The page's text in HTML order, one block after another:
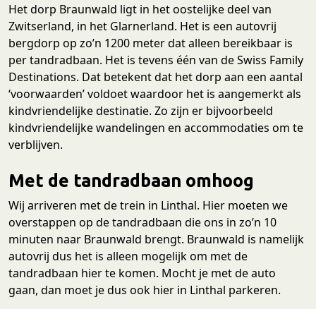
Het dorp Braunwald ligt in het oostelijke deel van
Zwitserland, in het Glarnerland. Het is een autovrij
bergdorp op zo’n 1200 meter dat alleen bereikbaar is
per tandradbaan. Het is tevens één van de Swiss Family
Destinations. Dat betekent dat het dorp aan een aantal
‘voorwaarden’ voldoet waardoor het is aangemerkt als
kindvriendelijke destinatie. Zo zijn er bijvoorbeeld
kindvriendelijke wandelingen en accommodaties om te
verblijven.
Met de tandradbaan omhoog
Wij arriveren met de trein in Linthal. Hier moeten we
overstappen op de tandradbaan die ons in zo’n 10
minuten naar Braunwald brengt. Braunwald is namelijk
autovrij dus het is alleen mogelijk om met de
tandradbaan hier te komen. Mocht je met de auto
gaan, dan moet je dus ook hier in Linthal parkeren.